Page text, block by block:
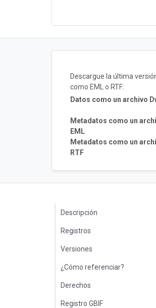
Descargue la última
como EML o RTF:
Datos como un archivo
Metadatos como un
EML
Metadatos como un
RTF
Descripción
Registros
Versiones
¿Cómo referenciar?
Derechos
Registro GBIF